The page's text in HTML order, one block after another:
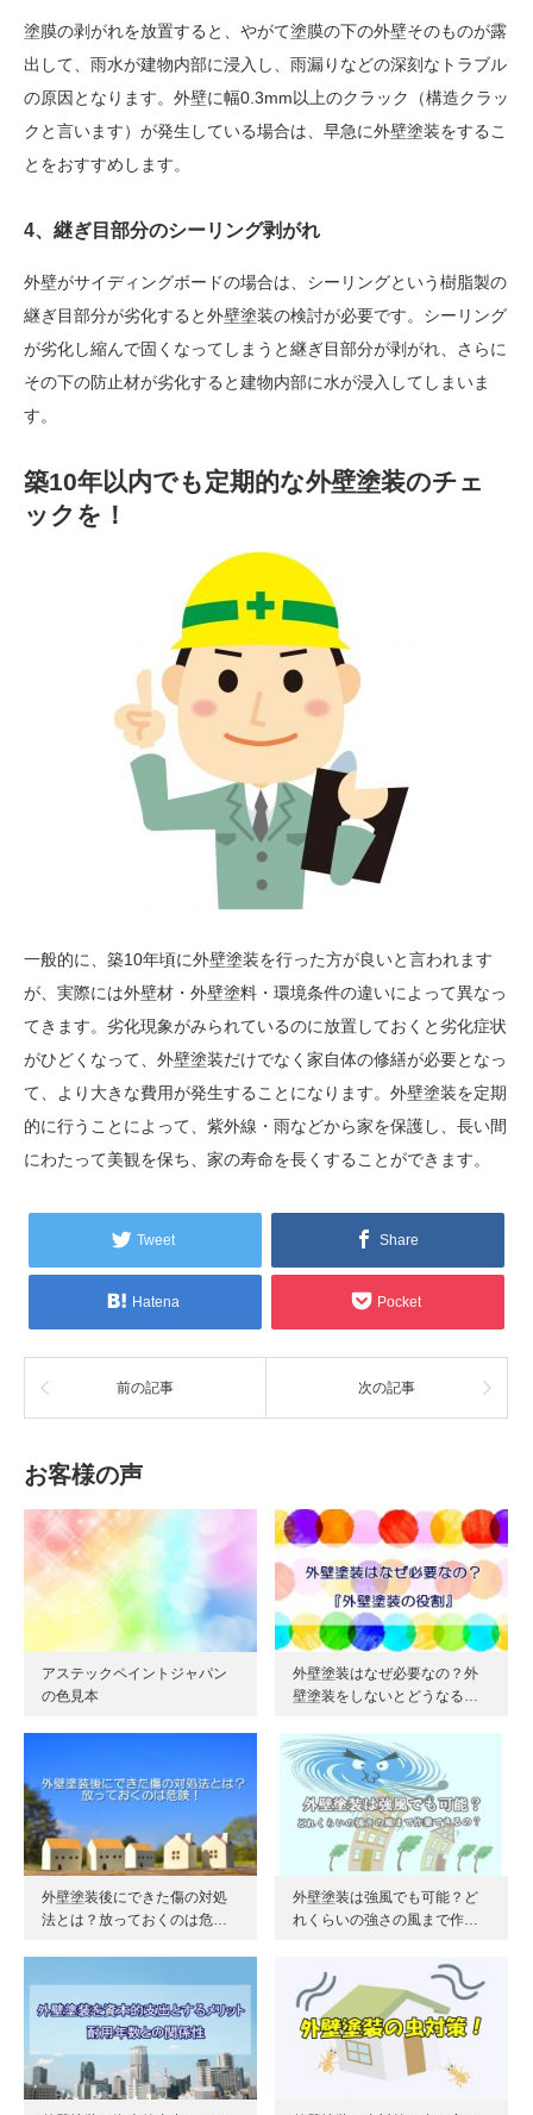
塗膜の剥がれを放置すると、やがて塗膜の下の外壁そのものが露
出して、雨水が建物内部に浸入し、雨漏りなどの深刻なトラブル
の原因となります。外壁に幅0.3mm以上のクラック（構造クラッ
クと言います）が発生している場合は、早急に外壁塗装をするこ
とをおすすめします。
4、継ぎ目部分のシーリング剥がれ
外壁がサイディングボードの場合は、シーリングという樹脂製の
継ぎ目部分が劣化すると外壁塗装の検討が必要です。シーリング
が劣化し縮んで固くなってしまうと継ぎ目部分が剥がれ、さらに
その下の防止材が劣化すると建物内部に水が浸入してしまいま
す。
築10年以内でも定期的な外壁塗装のチェ
ックを！
一般的に、築10年頃に外壁塗装を行った方が良いと言われます
が、実際には外壁材・外壁塗料・環境条件の違いによって異なっ
てきます。劣化現象がみられているのに放置しておくと劣化症状
がひどくなって、外壁塗装だけでなく家自体の修繕が必要となっ
て、より大きな費用が発生することになります。外壁塗装を定期
的に行うことによって、紫外線・雨などから家を保護し、長い間
にわたって美観を保ち、家の寿命を長くすることができます。
Tweet Share
Hatena Pocket
前の記事 次の記事
お客様の声
アステックペイントジャパン
の色見本
外壁塗装はなぜ必要なの？外
壁塗装をしないとどうなる…
外壁塗装後にできた傷の対処
法とは？放っておくのは危…
外壁塗装は強風でも可能？ど
れくらいの強さの風まで作…